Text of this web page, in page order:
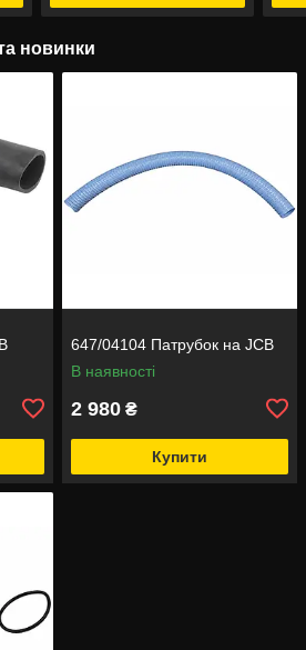
новинки
647/04104 Патрубок на JCB
В наявності
2 980 ₴
Купити